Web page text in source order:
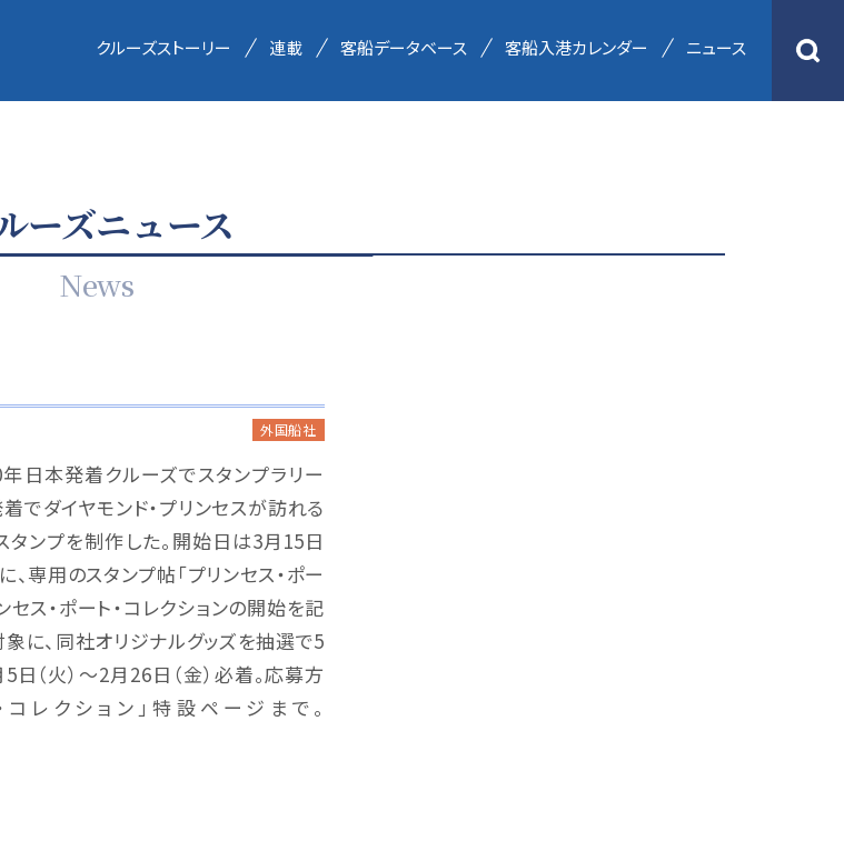
クルーズストーリー 連載 客船データベース 客船入港カレンダー ニュース
ーズニュース
News
外国船社
年日本発着クルーズでスタンプラリー
でダイヤモンド・プリンセスが訪れる
ンプを制作した。開始日は3月15日
専用のスタンプ帖「プリンセス・ポー
セス・ポート・コレクションの開始を記
に、同社オリジナルグッズを抽選で5
（火）～2月26日（金）必着。応募方
レクション」特設ページまで。